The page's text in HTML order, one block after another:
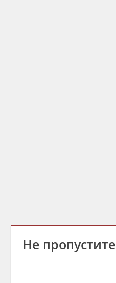
Не пропустите